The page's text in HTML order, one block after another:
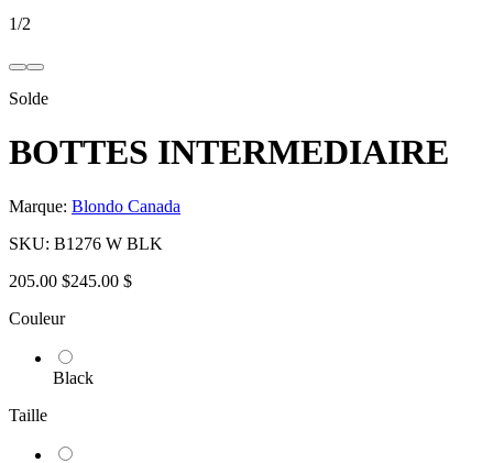
1/2
Solde
BOTTES INTERMEDIAIRE
Marque: Blondo Canada
SKU: B1276 W BLK
205.00 $245.00 $
Couleur
Black
Taille